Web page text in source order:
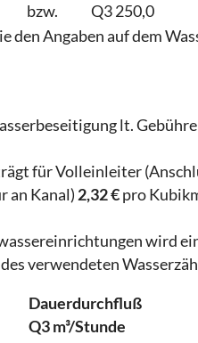
bzw. Q3 250,0
den Angaben auf dem
lt.
für Volleinleiter
an Kanal) 2,32 €pro
wird
verwendeten
Dauerdurchfluß
Q3 m³/Stunde